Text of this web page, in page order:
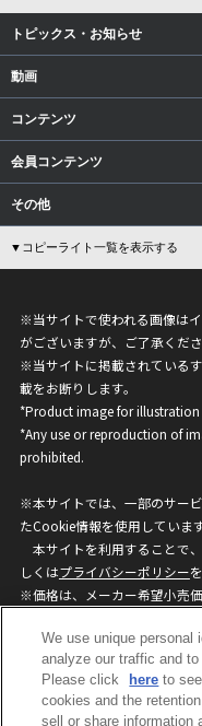
トピックス・お知らせ
動画
コンテンツ
会員コンテンツ
その他
▼コピーライト一覧を表示する
※当サイトで使われる画像は
がございますが、ご了承くださ
※当サイトに掲載されている
載をお断りします。
*Product image for
*Any use or reproduction of
prohibited.
※本サイトでは、一部のサー
たCookie情報を使用しています
本サイトを利用することで
しくはプライバシーポリシー
※価格は、メーカー希望小売価
ざいますのでご了承ください。
privacypolicy
We use unique
analyze our traffic and
Please click
here to
cookies and the
sell or share information